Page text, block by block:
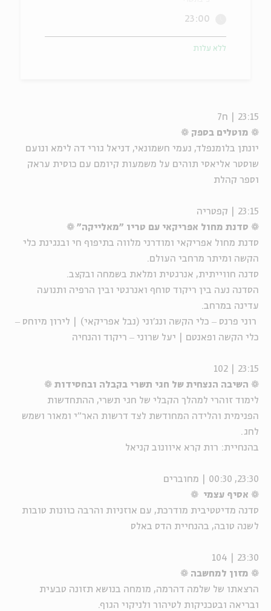
23:15 | ח7
❁ מוטלים בספק ❁
יונתן בלומנפלד, נעמי חשמונאי, דניאל גורי דה לימא ונועם
שוסטר אליאסי תוהים על משמעות קיומם עם כוסית עראק
וספר קהלת
23:15 | קפטריה
❁ סדנת מחול אפריקאי עם טריו "מאלייקה" ❁
סדנת מחול אפריקאי ומודרני מלווה בתיפוף חי ובנגינת כלי
הקשה ומיתר מרחבי העולם.
סדנה חווייתית, אנרגטית ומלאת בשמחה ובקצב.
הסדנה נעה בין ריקוד סוחף ואנרגטי ובין הרפיה ותנועה
עדינה במרחב.
רוני פרנס ‒ כלי הקשה ונג'וני (נבל אפריקאי) | לירון מיוחס ‒
כלי הקשה ופאנטם | יעל שרוני ‒ ריקוד והנחיה
23:15 | 102
❁ השיבה הנצחית של חגי תשרי בקבלה ובחסידות ❁
לימוד זוהרי למהלך הקבלי של חגי תשרי, ההתחדשות
הפנימית והלידה המחודשת לצד דרשות האר"י ומאור ושמש
לחג.
בהנחיית: רות קרא איוונוב קניאל
23:30, 00:30 | מחוברים
❁ אסיף עצמי ❁
סדנה מדיטטיבית מודרכת, עם אוזניות והרבה כוונות טובות
לשנה טובה, בהנחיית הדס באלס
23:30 | 104
❁ מזון למחשבה ❁
הרצאתו של שלמה דהרמה, מומחה בנושא תזונה טבעית
ובריאה ובטכניקות לטיהור ולניקוי הגוף.
23:00
ללא עלות